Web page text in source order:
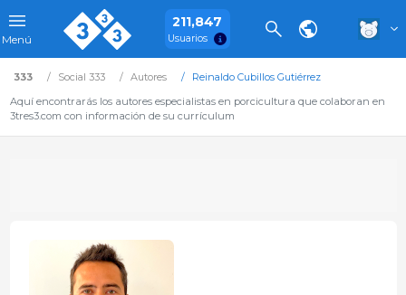
Menú
211,847
Usuarios
333 Social 333 Autores
Reinaldo Cubillos Gutiérrez
Aquí encontrarás los autores especialistas en porcicultura que colaboran en
3tres3.com con información de su currículum